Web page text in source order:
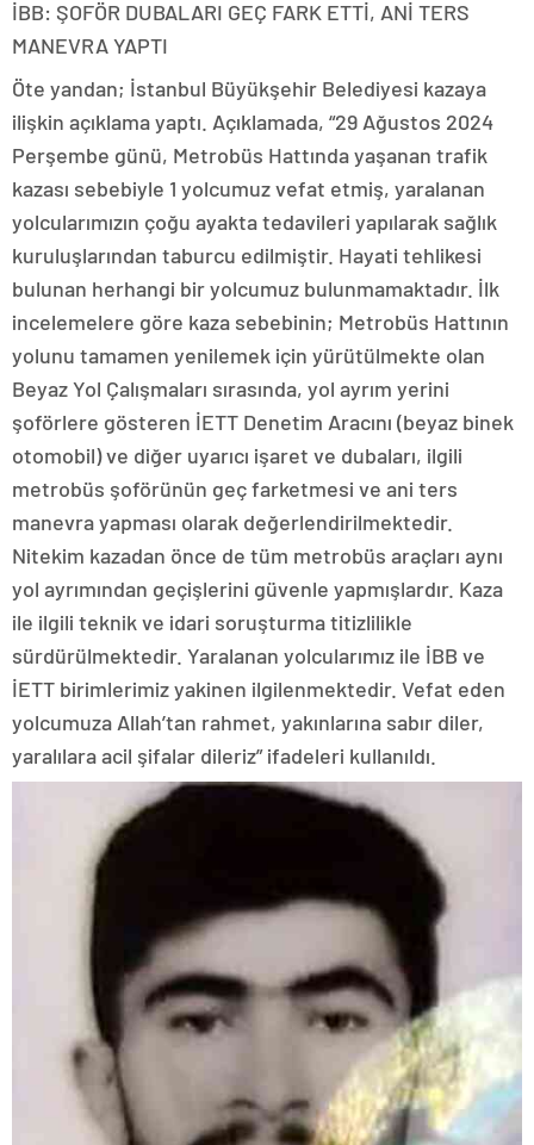
İBB: ŞOFÖR DUBALARI GEÇ FARK ETTİ, ANİ TERS
MANEVRA YAPTI
Öte yandan; İstanbul Büyükşehir Belediyesi kazaya
ilişkin açıklama yaptı. Açıklamada, “29 Ağustos 2024
Perşembe günü, Metrobüs Hattında yaşanan trafik
kazası sebebiyle 1 yolcumuz vefat etmiş, yaralanan
yolcularımızın çoğu ayakta tedavileri yapılarak sağlık
kuruluşlarından taburcu edilmiştir. Hayati tehlikesi
bulunan herhangi bir yolcumuz bulunmamaktadır. İlk
incelemelere göre kaza sebebinin; Metrobüs Hattının
yolunu tamamen yenilemek için yürütülmekte olan
Beyaz Yol Çalışmaları sırasında, yol ayrım yerini
şoförlere gösteren İETT Denetim Aracını (beyaz binek
otomobil) ve diğer uyarıcı işaret ve dubaları, ilgili
metrobüs şoförünün geç farketmesi ve ani ters
manevra yapması olarak değerlendirilmektedir.
Nitekim kazadan önce de tüm metrobüs araçları aynı
yol ayrımından geçişlerini güvenle yapmışlardır. Kaza
ile ilgili teknik ve idari soruşturma titizlilikle
sürdürülmektedir. Yaralanan yolcularımız ile İBB ve
İETT birimlerimiz yakinen ilgilenmektedir. Vefat eden
yolcumuza Allah’tan rahmet, yakınlarına sabır diler,
yaralılara acil şifalar dileriz” ifadeleri kullanıldı.